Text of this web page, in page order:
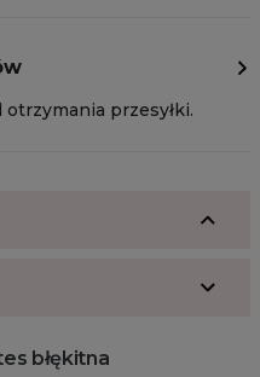
przesyłki.
błękitna